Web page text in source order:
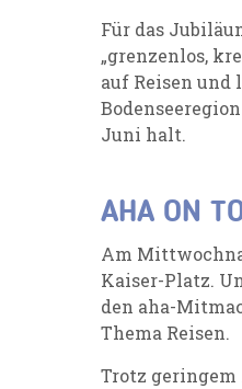
Für das
„grenzenlos,
auf Reisen
Juni halt.
AHA ON
Am
Kaiser-Platz.
den aha-
Thema Reisen.
Trotz geringem